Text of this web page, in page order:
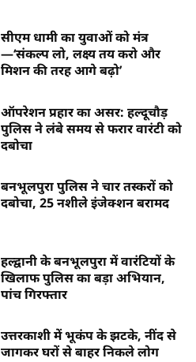
सीएम धामी का युवाओं को मंत्र
—‘संकल्प लो, लक्ष्य तय करो और
मिशन की तरह आगे बढ़ो’
ऑपरेशन प्रहार का असर: हल्दूचौड़
पुलिस ने लंबे समय से फरार वारंटी को
दबोचा
बनभूलपुरा पुलिस ने चार तस्करों को
दबोचा, 25 नशीले इंजेक्शन बरामद
हल्द्वानी के बनभूलपुरा में वारंटियों के
खिलाफ पुलिस का बड़ा अभियान,
पांच गिरफ्तार
उत्तरकाशी में भूकंप के झटके, नींद से
जागकर घरों से बाहर निकले लोग